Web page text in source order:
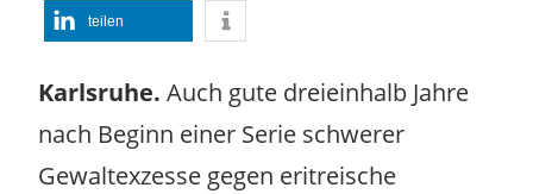
teilen
Karlsruhe. Auch gute dreieinhalb Jahre
nach Beginn einer Serie schwerer
Gewaltexzesse gegen eritreische